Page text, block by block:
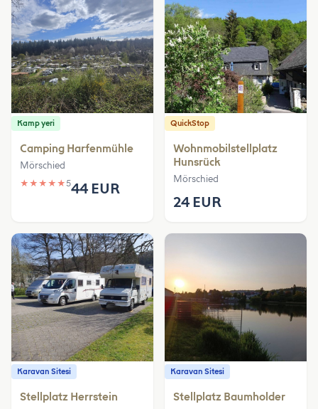
Kamp yeri
Camping Harfenmühle
Mörschied
★ ★ ★ ★ ★544 EUR
QuickStop
Wohnmobilstellplatz
Hunsrück
Mörschied
24 EUR
Karavan Sitesi
Stellplatz Herrstein
Karavan Sitesi
Stellplatz Baumholder